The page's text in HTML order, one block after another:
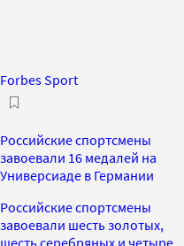
Forbes Sport
Российские спортсмены
завоевали 16 медалей на
Универсиаде в Германии
Российские спортсмены
завоевали шесть золотых,
шесть серебряных и четыре